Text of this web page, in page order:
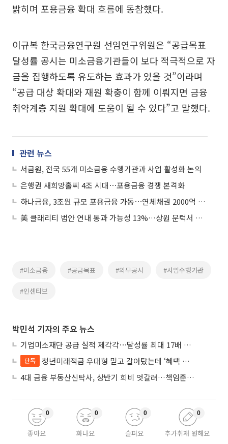
밝히며 포용금융 확대 흐름에 동참했다.
이규복 한국금융연구원 선임연구위원은 “공급목표
달성률 공시는 미소금융기관들이 보다 적극적으로 자
금을 집행하도록 유도하는 효과가 있을 것”이라며
“공급 대상 확대와 재원 확충이 함께 이뤄지면 금융
취약계층 지원 확대에 도움이 될 수 있다”고 말했다.
관련 뉴스
서금원, 전국 55개 미소금융 수행기관과 사업 활성화 논의
은행권 새희망홀씨 4조 시대⋯포용금융 경쟁 본격화
하나금융, 3조원 규모 포용금융 가동⋯연체채권 2000억 소각
美 클래리티 법안 연내 통과 가능성 13%…상원 문턱서 제동
#미소금융 #공급목표 #의무공시 #사업수행기관
#인센티브
박민석 기자의 주요 뉴스
기업미소재단 공급 실적 제각각⋯달성률 최대 17배 차이
단독
청년미래적금 우대형 믿고 갈아탔는데 ‘혜택 반토막’…심사 오류에 가입자 혼선
4대 금융 부동산신탁사, 상반기 희비 엇갈려…책임준공 손실 반영 시점이 갈랐다
좋아요
0
화나요
0
슬퍼요
0
추가취재 원해요
0